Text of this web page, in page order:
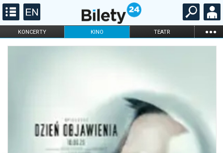
KONCERTY KINO TEATR ...
FILHARMONIA OPERA I BALET